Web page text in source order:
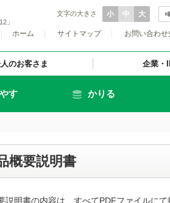
」
文字の大きさ 小 中 大
ホーム サイトマップ お問い合わせ
す かりる
のお客さま 企業・
概要説明書
説明書の内容は、すべてPDFファイルに